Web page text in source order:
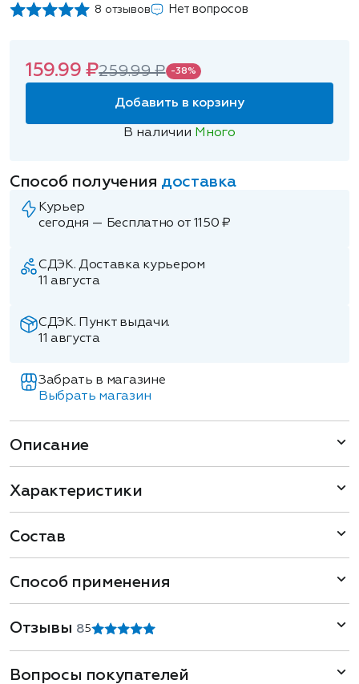
8 отзывов Нет вопросов
159.99 ₽259.99 ₽ -38%
Добавить в корзину
В наличии Много
Способ получения доставка
Курьер
сегодня — Бесплатно от 1150 ₽
СДЭК. Доставка курьером
11 августа
СДЭК. Пункт выдачи.
11 августа
Забрать в магазине
Выбрать магазин
Описание
Характеристики
Состав
Способ применения
Отзывы 85
Вопросы покупателей